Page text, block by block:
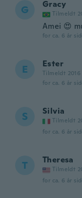
G Gracy
Tilmeldt
Amei 😍
for ca. 6 år
E Ester
Tilmeldt 2016
for ca. 6 år
S Silvia
Tilmeldt
for ca. 6 år
T Theresa
Tilmeldt
for ca. 6 år